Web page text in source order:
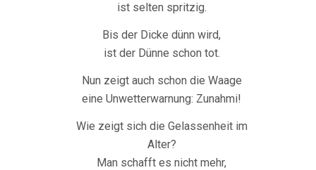
ist selten spritzig.
Bis der Dicke dünn wird,
ist der Dünne schon tot.
Nun zeigt auch schon die Waage
eine Unwetterwarnung: Zunahmi!
Wie zeigt sich die Gelassenheit im
Alter?
Man schafft es nicht mehr,